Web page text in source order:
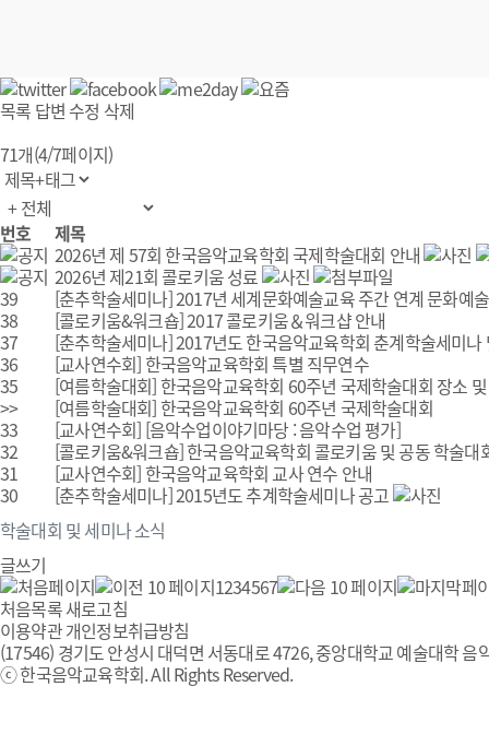
목록 답변 수정 삭제
71개(4/7페이지)
학술대회 및 세미나 소식
번호
제목
2026년 제 57회 한국음악교육학회 국제학술대회 안내
2026년 제21회 콜로키움 성료
39
[춘추학술세미나]2017년 세계문화예술교육 주간 연계 문화예
38
[콜로키움&워크숍]2017 콜로키움＆워크샵 안내
37
[춘추학술세미나]2017년도 한국음악교육학회 춘계학술세미나
36
[교사연수회] 한국음악교육학회 특별 직무연수
35
[여름학술대회] 한국음악교육학회 60주년 국제학술대회 장소
>>
[여름학술대회] 한국음악교육학회 60주년 국제학술대회
33
[교사연수회] [음악수업이야기마당 : 음악수업 평가]
32
[콜로키움&워크숍]한국음악교육학회 콜로키움 및 공동 학술대
31
[교사연수회] 한국음악교육학회 교사 연수 안내
30
[춘추학술세미나]2015년도 추계학술세미나 공고
글쓰기
1234567
처음목록새로고침
이용약관개인정보취급방침
(17546) 경기도 안성시 대덕면 서동대로 4726, 중앙대학교 예술대학 음
ⓒ 한국음악교육학회. All Rights Reserved.